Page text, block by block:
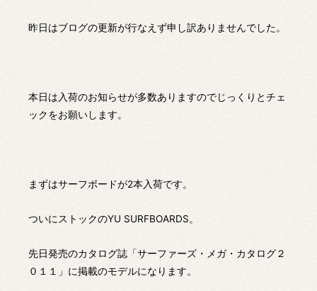
昨日はブログの更新が行なえず申し訳ありませんでした。
本日は入荷のお知らせが多数ありますのでじっくりとチェ
ックをお願いします。
まずはサーフボードが2本入荷です。
ついにストックのYU SURFBOARDS。
先日発売のカタログ誌「サーファーズ・メガ・カタログ２
０１１」に掲載のモデルになります。